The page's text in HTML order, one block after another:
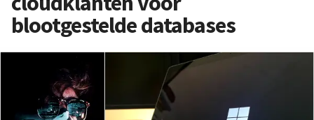
blootgestelde databases